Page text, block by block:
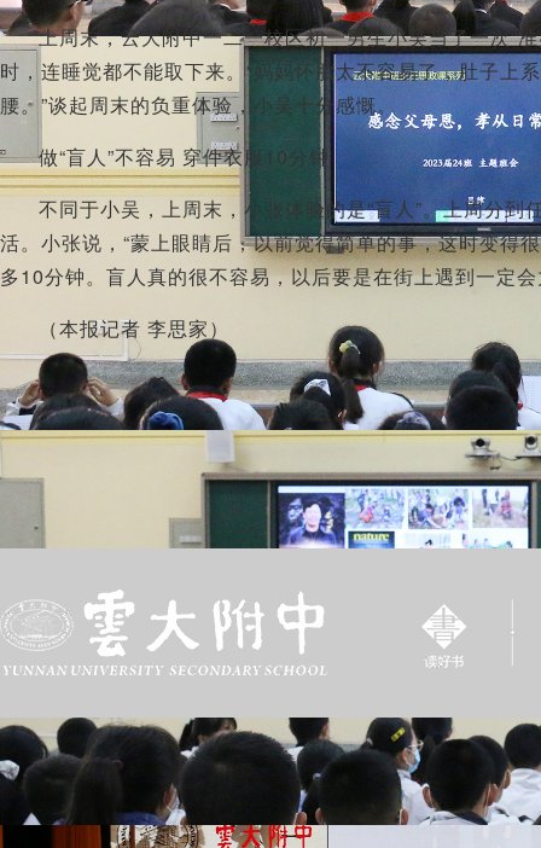
上周末，云大附中一二一校区初一男生小吴当了一次
时，连睡觉都不能取下来。“妈妈怀胎太不容易了，肚子上
腰。”谈起周末的负重体验，小吴十分感慨。
做“盲人”不容易 穿件衣服10分钟
不同于小吴，上周末，小张体验的是“盲人”。上周分
活。小张说，“蒙上眼睛后，以前觉得简单的事，这时变
多10分钟。盲人真的很不容易，以后要是在街上遇到一定
（本报记者 李思家）